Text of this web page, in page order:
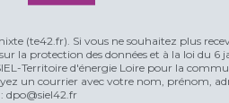
(te42.fr). Si vous ne souhaitez plus
protection des données et à la loi du 6
Territoire d'énergie Loire pour la
un courrier avec votre nom, prénom,
dpo@siel42.fr